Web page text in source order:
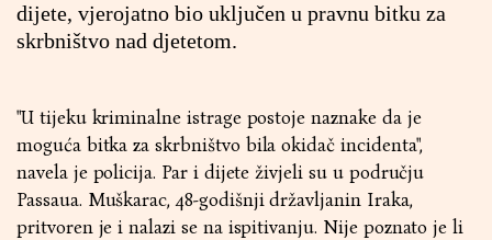
dijete, vjerojatno bio uključen u pravnu bitku za
skrbništvo nad djetetom.
"U tijeku kriminalne istrage postoje naznake da je
moguća bitka za skrbništvo bila okidač incidenta",
navela je policija. Par i dijete živjeli su u području
Passaua. Muškarac, 48-godišnji državljanin Iraka,
pritvoren je i nalazi se na ispitivanju. Nije poznato je li